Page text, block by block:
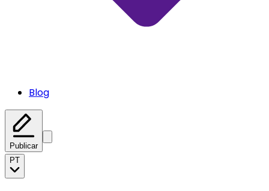
Blog
Publicar
PT